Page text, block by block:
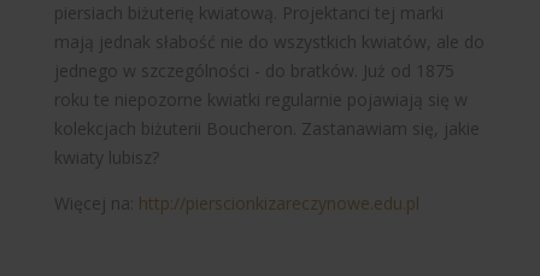
piersiach biżuterię kwiatową. Projektanci tej marki
mają jednak słabość nie do wszystkich kwiatów, ale do
jednego w szczególności - do bratków. Już od 1875
roku te niepozorne kwiatki regularnie pojawiają się w
kolekcjach biżuterii Boucheron. Zastanawiam się, jakie
kwiaty lubisz?
Więcej na: http://pierscionkizareczynowe.edu.pl